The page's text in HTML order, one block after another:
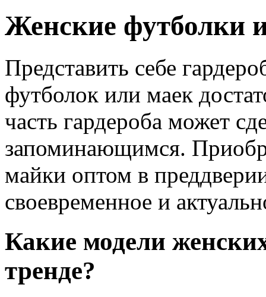
Женские футболки
Представить себе
футболок или маек
часть гардероба может
запоминающимся.
майки оптом в
своевременное и
Какие модели
тренде?